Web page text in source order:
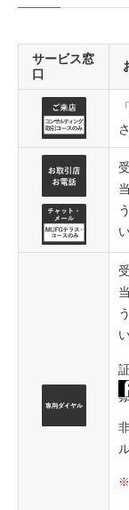
サービス窓
口